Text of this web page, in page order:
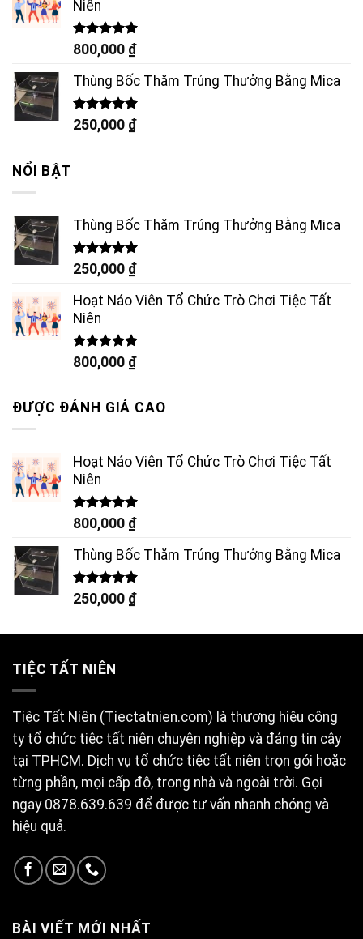
Niên
Được xếp
hạng
5 sao
800,000 ₫
Thùng Bốc Thăm Trúng Thưởng Bằng Mica
Được xếp
hạng
250,000 ₫
NỔI BẬT
Thùng Bốc Thăm Trúng Thưởng Bằng Mica
Được xếp
hạng
5 sao
250,000 ₫
Hoạt Náo Viên Tổ Chức Trò Chơi Tiệc Tất
Niên
Được xếp
hạng
800,000 ₫
ĐƯỢC ĐÁNH GIÁ CAO
Hoạt Náo Viên Tổ Chức Trò Chơi Tiệc Tất
Niên
Được xếp
hạng
5 sao
800,000 ₫
Thùng Bốc Thăm Trúng Thưởng Bằng Mica
Được xếp
hạng
250,000 ₫
TIỆC TẤT NIÊN
Tiệc Tất Niên (Tiectatnien.com) là thương hiệu công
ty tổ chức tiệc tất niên chuyên nghiệp và đáng tin cậy
tại TPHCM. Dịch vụ tổ chức tiệc tất niên trọn gói hoặc
từng phần, mọi cấp độ, trong nhà và ngoài trời. Gọi
ngay 0878.639.639 để được tư vấn nhanh chóng và
hiệu quả.
BÀI VIẾT MỚI NHẤT